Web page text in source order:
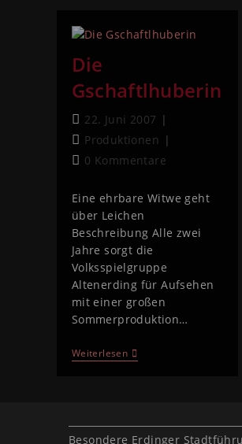
Die
Gschaftlhuberin
22. Juni 2007
Produktionen
0 Kommentare
Eine ehrbare Witwe geht
über Leichen
Beschreibung Alle zwei
Jahre sorgt die
Volksspielgruppe
Altenerding für Aufsehen
mit einer großen
Sommerproduktion…
Weiterlesen
Besondere Erdinger